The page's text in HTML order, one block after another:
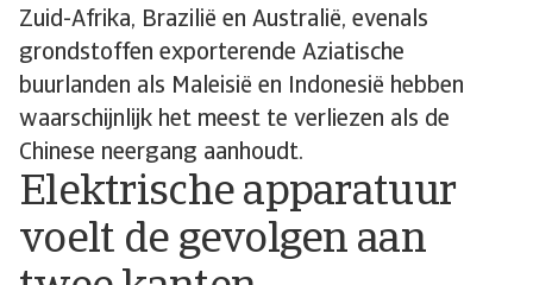
Zuid-Afrika, Brazilië en Australië, evenals
grondstoffen exporterende Aziatische
buurlanden als Maleisië en Indonesië hebben
waarschijnlijk het meest te verliezen als de
Chinese neergang aanhoudt.
Elektrische apparatuur
voelt de gevolgen aan